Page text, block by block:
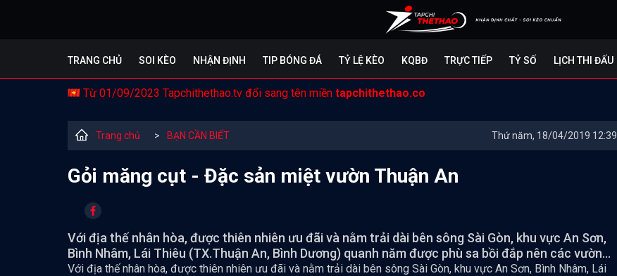
TRANG CHỦ SOI KÈO NHẬN ĐỊNH TIP BÓNG ĐÁ TỶ LỆ KÈO KQBĐ TRỰC TIẾP TỶ SỐ LỊCH THI ĐẤU
Từ 01/09/2023 Tapchithethao.tv đổi sang tên miền tapchithethao.co
Trang chủ > BẠN CẦN BIẾT Thứ năm, 18/04/2019 12:39
Gỏi măng cụt - Đặc sản miệt vườn Thuận An
Với địa thế nhân hòa, được thiên nhiên ưu đãi và nằm trải dài bên sông Sài Gòn, khu vực An Sơn,
Bình Nhâm, Lái Thiêu (TX.Thuận An, Bình Dương) quanh năm được phù sa bồi đắp nên các vườn...
Với địa thế nhân hòa, được thiên nhiên ưu đãi và nằm trải dài bên sông Sài Gòn, khu vực An Sơn, Bình Nhâm, Lái